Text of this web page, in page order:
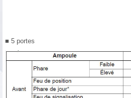
■ 5 portes